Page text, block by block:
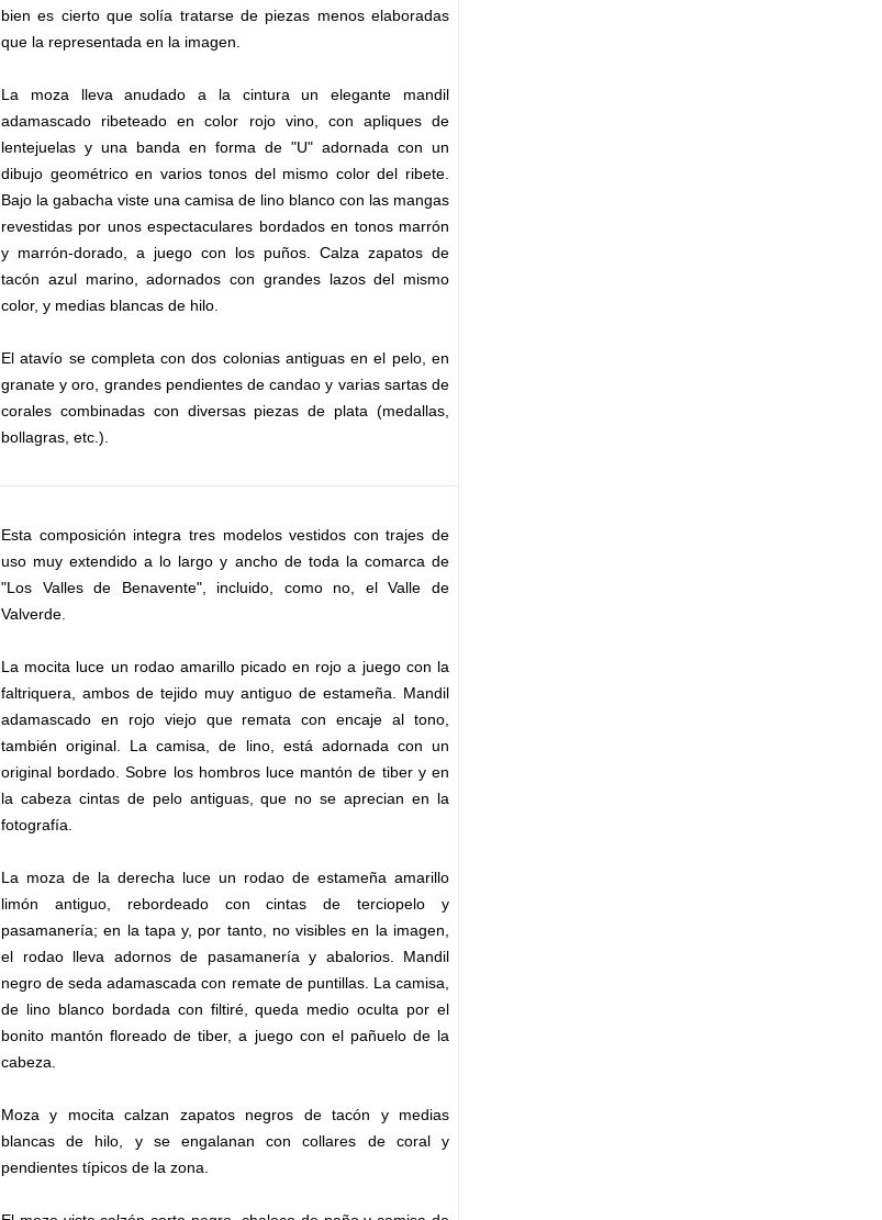
bien es cierto que solía tratarse de piezas menos elaboradas
que la representada en la imagen.
La moza lleva anudado a la cintura un elegante mandil
adamascado ribeteado en color rojo vino, con apliques de
lentejuelas y una banda en forma de "U" adornada con un
dibujo geométrico en varios tonos del mismo color del ribete.
Bajo la gabacha viste una camisa de lino blanco con las mangas
revestidas por unos espectaculares bordados en tonos marrón
y marrón-dorado, a juego con los puños. Calza zapatos de
tacón azul marino, adornados con grandes lazos del mismo
color, y medias blancas de hilo.
El atavío se completa con dos colonias antiguas en el pelo, en
granate y oro, grandes pendientes de candao y varias sartas de
corales combinadas con diversas piezas de plata (medallas,
bollagras, etc.).
Esta composición integra tres modelos vestidos con trajes de
uso muy extendido a lo largo y ancho de toda la comarca de
"Los Valles de Benavente", incluido, como no, el Valle de
Valverde.
La mocita luce un rodao amarillo picado en rojo a juego con la
faltriquera, ambos de tejido muy antiguo de estameña. Mandil
adamascado en rojo viejo que remata con encaje al tono,
también original. La camisa, de lino, está adornada con un
original bordado. Sobre los hombros luce mantón de tiber y en
la cabeza cintas de pelo antiguas, que no se aprecian en la
fotografía.
La moza de la derecha luce un rodao de estameña amarillo
limón antiguo, rebordeado con cintas de terciopelo y
pasamanería; en la tapa y, por tanto, no visibles en la imagen,
el rodao lleva adornos de pasamanería y abalorios. Mandil
negro de seda adamascada con remate de puntillas. La camisa,
de lino blanco bordada con filtiré, queda medio oculta por el
bonito mantón floreado de tiber, a juego con el pañuelo de la
cabeza.
Moza y mocita calzan zapatos negros de tacón y medias
blancas de hilo, y se engalanan con collares de coral y
pendientes típicos de la zona.